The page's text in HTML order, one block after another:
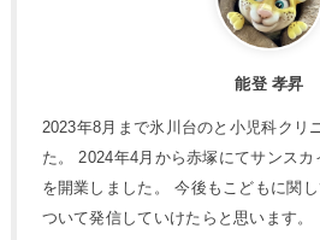
能登 孝昇
2023年8月まで氷川台のと小児科クリ
た。 2024年4月から赤塚にてサンス
を開業しました。 今後もこどもに関
ついて発信していけたらと思います。